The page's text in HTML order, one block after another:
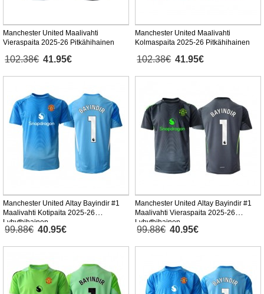
Manchester United Maalivahti
Vieraspaita 2025-26 Pitkähihainen
102.38€ 41.95€
Manchester United Maalivahti
Kolmaspaita 2025-26 Pitkähihainen
102.38€ 41.95€
Manchester United Altay Bayindir #1
Maalivahti Kotipaita 2025-26
Lyhythihainen
99.88€ 40.95€
Manchester United Altay Bayindir #1
Maalivahti Vieraspaita 2025-26
Lyhythihainen
99.88€ 40.95€